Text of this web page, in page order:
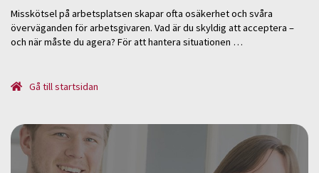
Misskötsel på arbetsplatsen skapar ofta osäkerhet och svåra
överväganden för arbetsgivaren. Vad är du skyldig att acceptera –
och när måste du agera? För att hantera situationen …
Gå till startsidan